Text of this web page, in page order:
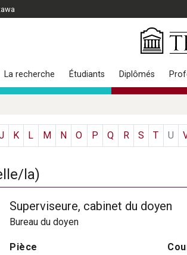
La recherche Étudiants Diplômés
K L M N O P Q R S T U
la)
Superviseure, cabinet du doyen
Bureau du doyen
Pièce